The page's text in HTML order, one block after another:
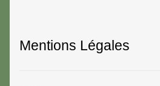
Mentions Légales